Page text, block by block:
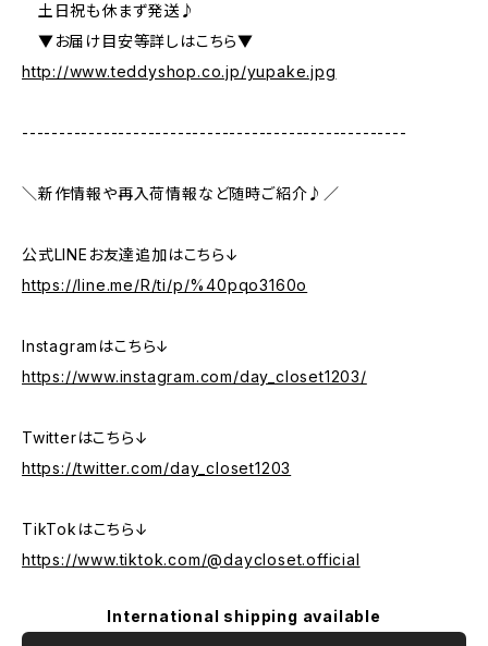
土日祝も休まず発送♪
▼お届け目安等詳しはこちら▼
http://www.teddyshop.co.jp/yupake.jpg
----------------------------------------------------
＼新作情報や再入荷情報など随時ご紹介♪／
公式LINEお友達追加はこちら↓
https://line.me/R/ti/p/%40pqo3160o
Instagramはこちら↓
https://www.instagram.com/day_closet1203/
Twitterはこちら↓
https://twitter.com/day_closet1203
TikTokはこちら↓
https://www.tiktok.com/@daycloset.official
International shipping available